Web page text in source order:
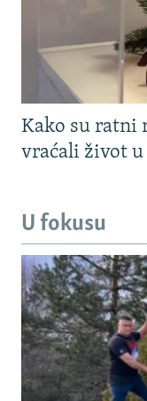
Kako su ratni
vraćali život u
U fokusu